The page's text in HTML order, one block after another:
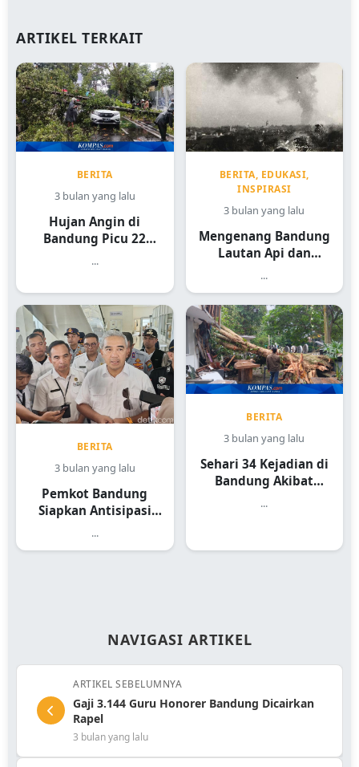
ARTIKEL TERKAIT
BERITA
3 bulan yang lalu
Hujan Angin di
Bandung Picu 22
...
BERITA, EDUKASI,
INSPIRASI
3 bulan yang lalu
Mengenang Bandung
Lautan Api dan
...
BERITA
3 bulan yang lalu
Pemkot Bandung
Siapkan Antisipasi
...
BERITA
3 bulan yang lalu
Sehari 34 Kejadian di
Bandung Akibat
...
NAVIGASI ARTIKEL
ARTIKEL SEBELUMNYA
Gaji 3.144 Guru Honorer Bandung Dicairkan
Rapel
3 bulan yang lalu